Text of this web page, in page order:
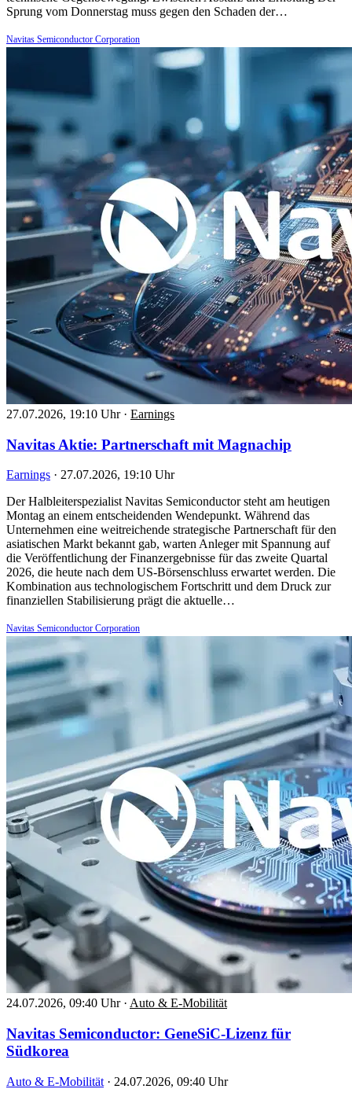
Sprung vom Donnerstag muss gegen den Schaden der…
Navitas Semiconductor Corporation
27.07.2026, 19:10 Uhr · Earnings
Navitas Aktie: Partnerschaft mit Magnachip
Earnings · 27.07.2026, 19:10 Uhr
Der Halbleiterspezialist Navitas Semiconductor steht am heutigen
Montag an einem entscheidenden Wendepunkt. Während das
Unternehmen eine weitreichende strategische Partnerschaft für den
asiatischen Markt bekannt gab, warten Anleger mit Spannung auf
die Veröffentlichung der Finanzergebnisse für das zweite Quartal
2026, die heute nach dem US-Börsenschluss erwartet werden. Die
Kombination aus technologischem Fortschritt und dem Druck zur
finanziellen Stabilisierung prägt die aktuelle…
Navitas Semiconductor Corporation
24.07.2026, 09:40 Uhr · Auto & E-Mobilität
Navitas Semiconductor: GeneSiC-Lizenz für
Südkorea
Auto & E-Mobilität · 24.07.2026, 09:40 Uhr